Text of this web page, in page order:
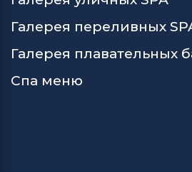
Галерея переливных
Галерея плавательных
Спа меню